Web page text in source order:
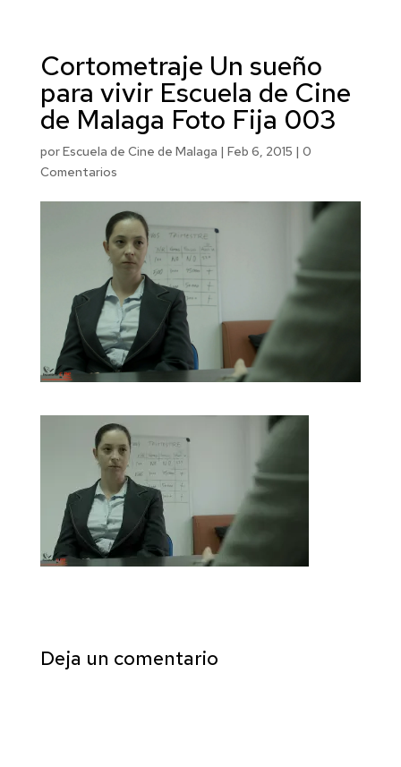
Cortometraje Un sueño
para vivir Escuela de Cine
de Malaga Foto Fija 003
porEscuela de Cine de Malaga | Feb 6, 2015 | 0
Comentarios
Deja un comentario